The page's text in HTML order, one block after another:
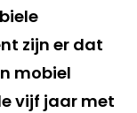
zijn er dat
mobiel
vijf jaar met